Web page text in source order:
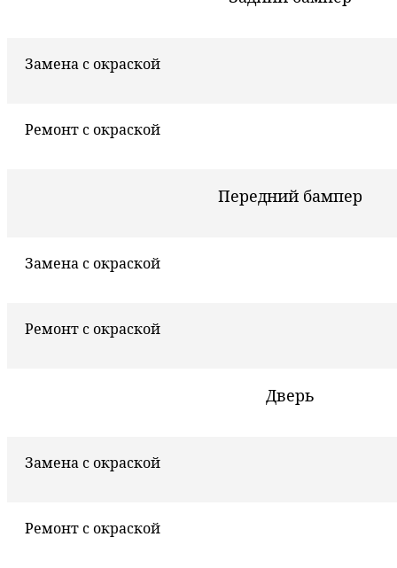
Замена с окраской
Ремонт с окраской
Передний бампер
Замена с окраской
Ремонт с окраской
Дверь
Замена с окраской
Ремонт с окраской